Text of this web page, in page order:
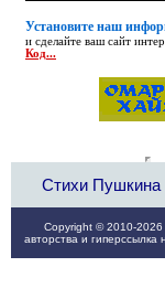
Установите наш
и сделайте ваш сайт
Код...
Стихи Пушкина
Copyright © 2010-2026
авторства и гиперссылка